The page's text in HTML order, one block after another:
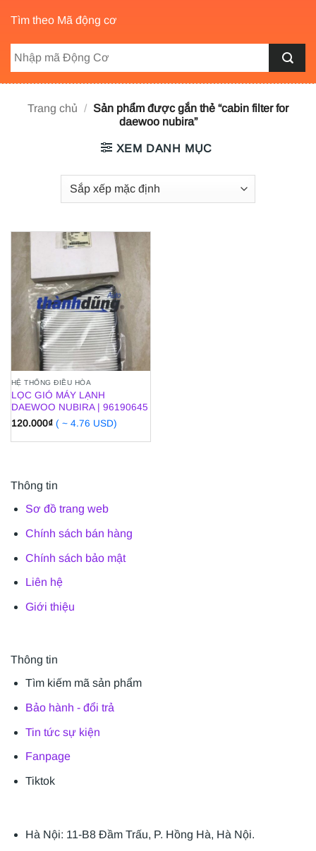
Tìm theo Mã động cơ
Trang chủ / Sản phẩm được gắn thẻ “cabin filter for
daewoo nubira”
XEM DANH MỤC
HỆ THỐNG ĐIỀU HÒA
LỌC GIÓ MÁY LẠNH
DAEWOO NUBIRA | 96190645
120.000₫ ( ~ 4.76 USD)
Thông tin
Sơ đồ trang web
Chính sách bán hàng
Chính sách bảo mật
Liên hệ
Giới thiệu
Thông tin
Tìm kiếm mã sản phẩm
Bảo hành - đổi trả
Tin tức sự kiện
Fanpage
Tiktok
Hà Nội: 11-B8 Đầm Trấu, P. Hồng Hà, Hà Nội.